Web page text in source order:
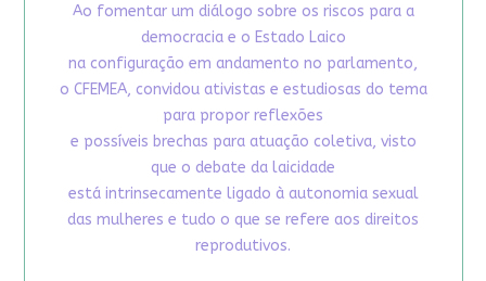
Ao fomentar um diálogo sobre os riscos para a
democracia e o Estado Laico
na configuração em andamento no parlamento,
o CFEMEA, convidou ativistas e estudiosas do tema
para propor reflexões
e possíveis brechas para atuação coletiva, visto
que o debate da laicidade
está intrinsecamente ligado à autonomia sexual
das mulheres e tudo o que se refere aos direitos
reprodutivos.